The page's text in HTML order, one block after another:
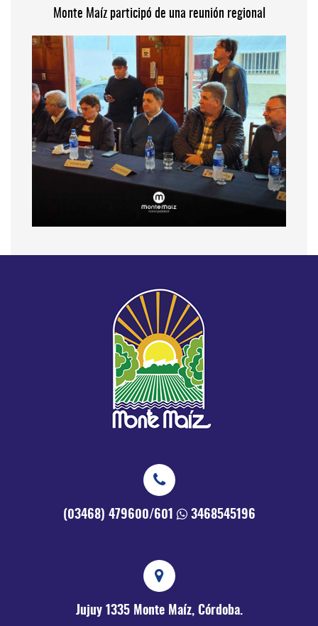
Monte Maíz participó de una reunión regional
(03468) 479600/601 3468545196
Jujuy 1335 Monte Maíz, Córdoba.